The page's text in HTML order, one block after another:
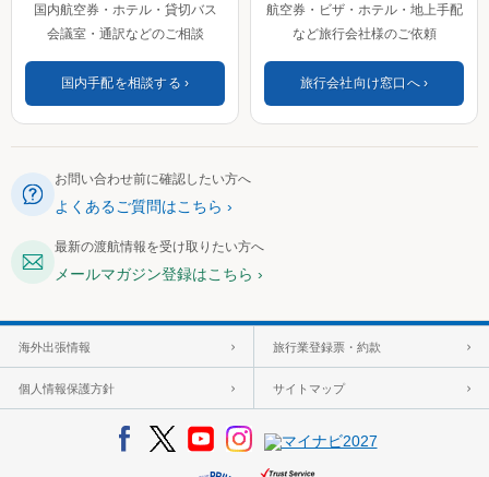
国内航空券・ホテル・貸切バス
会議室・通訳などのご相談
国内手配を相談する
航空券・ビザ・ホテル・地上手配
など旅行会社様のご依頼
旅行会社向け窓口へ
お問い合わせ前に確認したい方へ
よくあるご質問はこちら
最新の渡航情報を受け取りたい方へ
メールマガジン登録はこちら
海外出張情報 旅行業登録票・約款
個人情報保護方針 サイトマップ